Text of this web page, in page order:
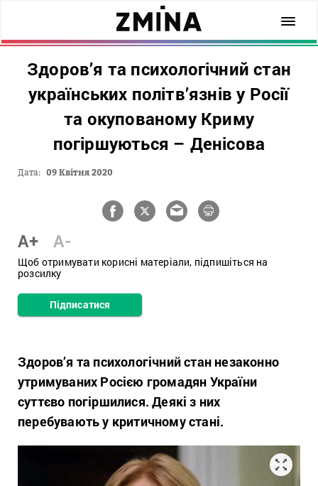
Здоров’я та психологічний стан
українських політв’язнів у Росії
та окупованому Криму
погіршуються – Денісова
Дата: 09 Квітня 2020
A+ A-
Щоб отримувати корисні матеріали, підпишіться на
розсилку
Підписатися
Здоров’я та психологічний стан незаконно
утримуваних Росією громадян України
суттєво погіршилися. Деякі з них
перебувають у критичному стані.